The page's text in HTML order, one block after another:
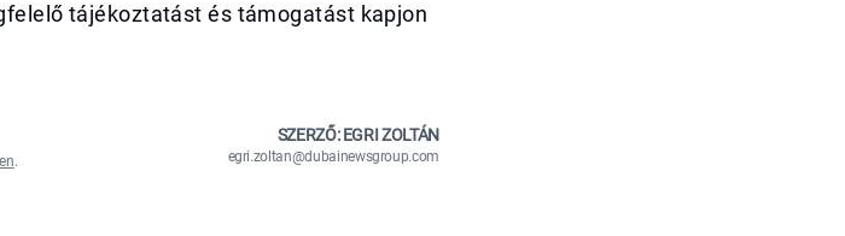
tájékoztatást és támogatást kapjon
.
SZERZŐ: EGRI ZOLTÁN
egri.zoltan@dubainewsgroup.com